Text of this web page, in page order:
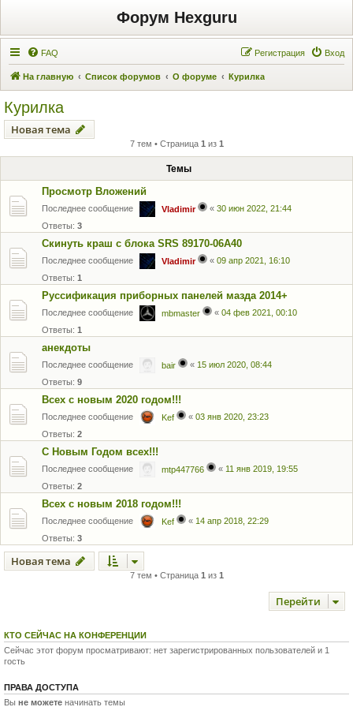
Форум Hexguru
FAQ Вход
Регистрация
На главную Список форумов О форуме Курилка
Курилка
Новая тема
7 тем • Страница 1 из 1
Темы
Просмотр Вложений
Последнее сообщение Vladimir « 30 июн 2022, 21:44
Ответы: 3
Скинуть краш с блока SRS 89170-06A40
Последнее сообщение Vladimir « 09 апр 2021, 16:10
Ответы: 1
Руссификация приборных панелей мазда 2014+
Последнее сообщение mbmaster « 04 фев 2021, 00:10
Ответы: 1
анекдоты
Последнее сообщение bair « 15 июл 2020, 08:44
Ответы: 9
Всех с новым 2020 годом!!!
Последнее сообщение Kef « 03 янв 2020, 23:23
Ответы: 2
С Новым Годом всех!!!
Последнее сообщение mtp447766 « 11 янв 2019, 19:55
Ответы: 2
Всех с новым 2018 годом!!!
Последнее сообщение Kef « 14 апр 2018, 22:29
Ответы: 3
Новая тема
7 тем • Страница 1 из 1
Перейти
КТО СЕЙЧАС НА КОНФЕРЕНЦИИ
Сейчас этот форум просматривают: нет зарегистрированных пользователей и 1
гость
ПРАВА ДОСТУПА
Вы не можете начинать темы